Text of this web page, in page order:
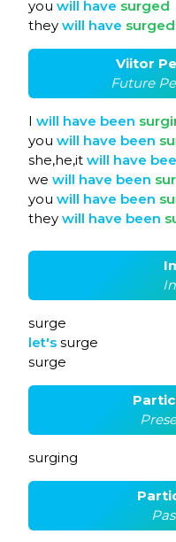
you will have surged
they will have surged
Viitor
Future
I will have been
you will have been
she,he,it will have
we will have been
you will have been
they will have been
surge
let's surge
surge
surging